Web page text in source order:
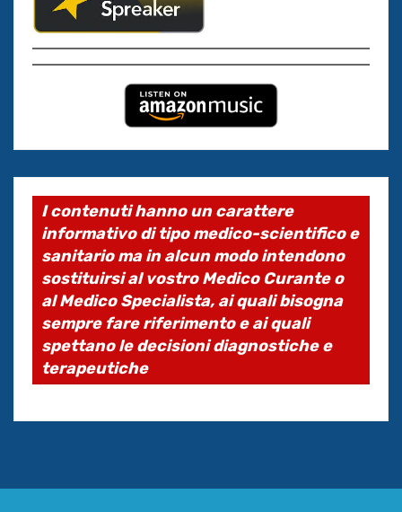
I contenuti hanno un carattere
informativo di tipo medico-scientifico e
sanitario ma in alcun modo intendono
sostituirsi al vostro Medico Curante o
al Medico Specialista, ai quali bisogna
sempre fare riferimento e ai quali
spettano le decisioni diagnostiche e
terapeutiche